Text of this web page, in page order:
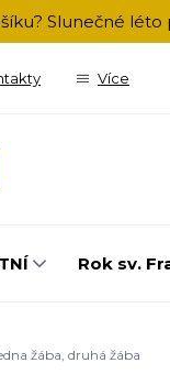
Slunečné
Více
Rok sv.
žába, druhá žába